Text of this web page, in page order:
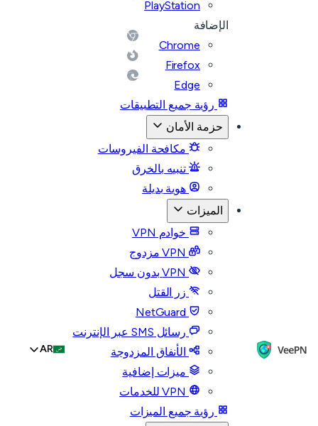
PlayStation
الإضافة
Chrome
Firefox
Edge
رؤية جميع التطبيقات
حزمة الأمان
مكافحة الفيروسات
تنبيه بالخرق
هوية بديلة
الميزات
خوادم VPN
زر القتل
رسائل SMS عبر الإنترنت
الأنفاق المزدوجة
ميزات إضافية
رؤية جميع الميزات
AR